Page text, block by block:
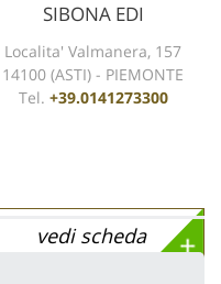
vedi scheda
SIBONA EDI
Localita' Valmanera, 157
14100 (ASTI) - PIEMONTE
Tel. +39.0141273300